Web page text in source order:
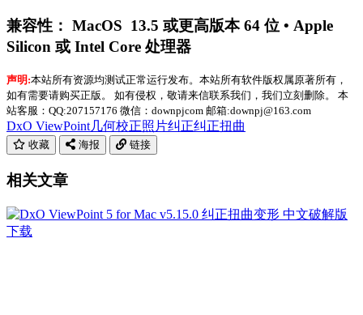
兼容性： MacOS 13.5 或更高版本 64 位 • Apple
Silicon 或 Intel Core 处理器
声明:本站所有资源均测试正常运行发布。本站所有软件版权属原著所有，
如有需要请购买正版。 如有侵权，敬请来信联系我们，我们立刻删除。 本
站客服：QQ:207157176 微信：downpjcom 邮箱:downpj@163.com
DxO ViewPoint几何校正照片纠正纠正扭曲
收藏 海报 链接
相关文章